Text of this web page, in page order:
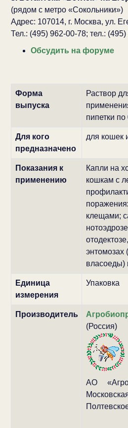
(рядом с метро «Сокольники»)
Адрес: 107014, г. Москва, ул.
Тел.: (495) 962-00-78; тел.:
Обсудить на форуме
Форма
выпуска
Раствор
пипетки
Для кого
предназначено
для кошек
Показания к
применению
Капли на
кошкам с
клещами;
энтомозах
власоеды)
Единица
измерения
Упаковка
Производитель
(Россия)
АО